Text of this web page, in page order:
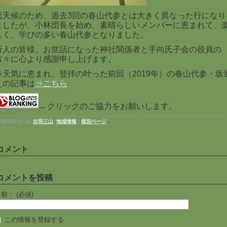
天候のため、過去3回の春山代参とは大きく異なった行になり
したが、小林団長を始め、素晴らしいメンバーに恵まれて、
く、学びの多い春山代参となりました。
人の皆様、お世話になった神社関係者と手向氏子会の役員の
々に心より感謝申し上げます。
気に恵まれ、登拝の叶った前回（2019年）の春山代参・坂
の記事は⇒こちら
←クリックのご協力をお願いします。
稿時刻 01:44 出羽三山 地域情報 | 個別ページ
メント
メントを投稿
： (必須)
この情報を登録する